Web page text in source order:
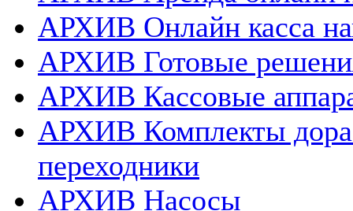
АРХИВ Онлайн касса
АРХИВ Готовые
АРХИВ Кассовые
АРХИВ Комплекты
переходники
АРХИВ Насосы